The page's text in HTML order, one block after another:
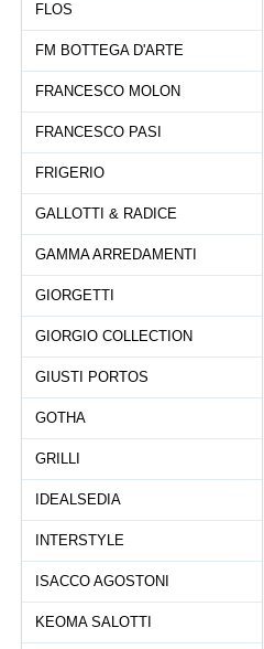
FLOS
FM BOTTEGA D'ARTE
FRANCESCO MOLON
FRANCESCO PASI
FRIGERIO
GALLOTTI & RADICE
GAMMA ARREDAMENTI
GIORGETTI
GIORGIO COLLECTION
GIUSTI PORTOS
GOTHA
GRILLI
IDEALSEDIA
INTERSTYLE
ISACCO AGOSTONI
KEOMA SALOTTI